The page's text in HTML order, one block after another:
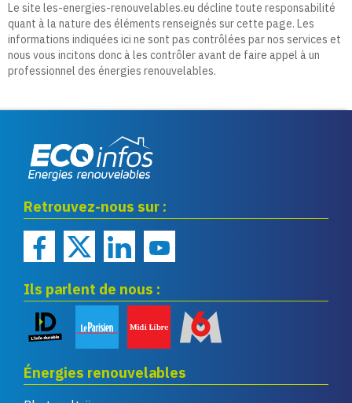
Le site les-energies-renouvelables.eu décline toute responsabilité
quant à la nature des éléments renseignés sur cette page. Les
informations indiquées ici ne sont pas contrôlées par nos services et
nous vous incitons donc à les contrôler avant de faire appel à un
professionnel des énergies renouvelables.
renouvelables
Retrouvez-nous sur :
Ils parlent de nous :
Énergies renouvelables